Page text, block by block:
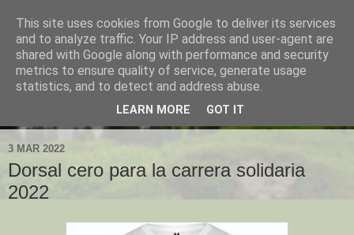
3 MAR 2022
Dorsal cero para la carrera solidaria
2022
This site uses cookies from Google to deliver its services
and to analyze traffic. Your IP address and user-agent are
shared with Google along with performance and security
metrics to ensure quality of service, generate usage
statistics, and to detect and address abuse.
LEARN MORE GOT IT